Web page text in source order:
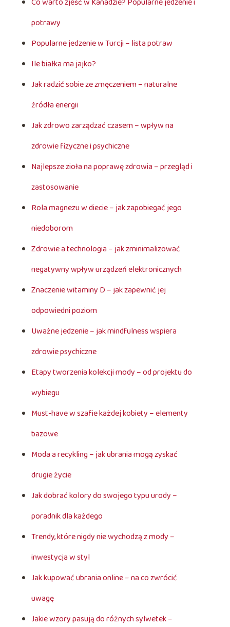
potrawy
Popularne jedzenie w Turcji – lista potraw
Ile białka ma jajko?
Jak radzić sobie ze zmęczeniem – naturalne
źródła energii
Jak zdrowo zarządzać czasem – wpływ na
zdrowie fizyczne i psychiczne
Najlepsze zioła na poprawę zdrowia – przegląd i
zastosowanie
Rola magnezu w diecie – jak zapobiegać jego
niedoborom
Zdrowie a technologia – jak zminimalizować
negatywny wpływ urządzeń elektronicznych
Znaczenie witaminy D – jak zapewnić jej
odpowiedni poziom
Uważne jedzenie – jak mindfulness wspiera
zdrowie psychiczne
Etapy tworzenia kolekcji mody – od projektu do
wybiegu
Must-have w szafie każdej kobiety – elementy
bazowe
Moda a recykling – jak ubrania mogą zyskać
drugie życie
Jak dobrać kolory do swojego typu urody –
poradnik dla każdego
Trendy, które nigdy nie wychodzą z mody –
inwestycja w styl
Jak kupować ubrania online – na co zwrócić
uwagę
Jakie wzory pasują do różnych sylwetek –